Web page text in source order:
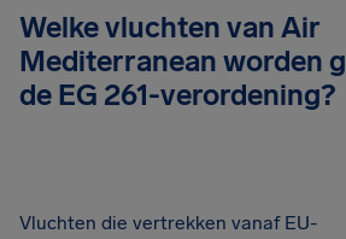
Welke vluchten van Air
Mediterranean worden
de EG 261-verordening?
Vluchten die vertrekken vanaf EU-